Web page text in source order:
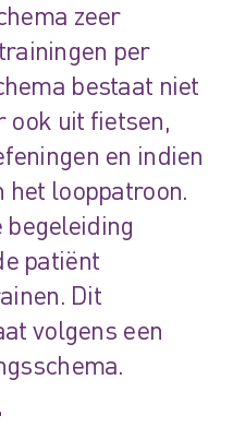
zeer
per
bestaat niet
ook uit fietsen,
en indien
het looppatroon.
begeleiding
patiënt
Dit
volgens een